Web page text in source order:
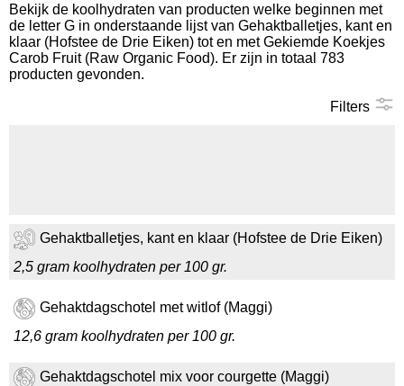
Koolhydraten tellen
Links
Bekijk de koolhydraten van producten welke beginnen met
de letter G in onderstaande lijst van Gehaktballetjes, kant en
klaar (Hofstee de Drie Eiken) tot en met Gekiemde Koekjes
Carob Fruit (Raw Organic Food). Er zijn in totaal 783
producten gevonden.
Filters
Gehaktballetjes, kant en klaar (Hofstee de Drie Eiken)
2,5 gram koolhydraten per 100 gr.
Gehaktdagschotel met witlof (Maggi)
12,6 gram koolhydraten per 100 gr.
Gehaktdagschotel mix voor courgette (Maggi)